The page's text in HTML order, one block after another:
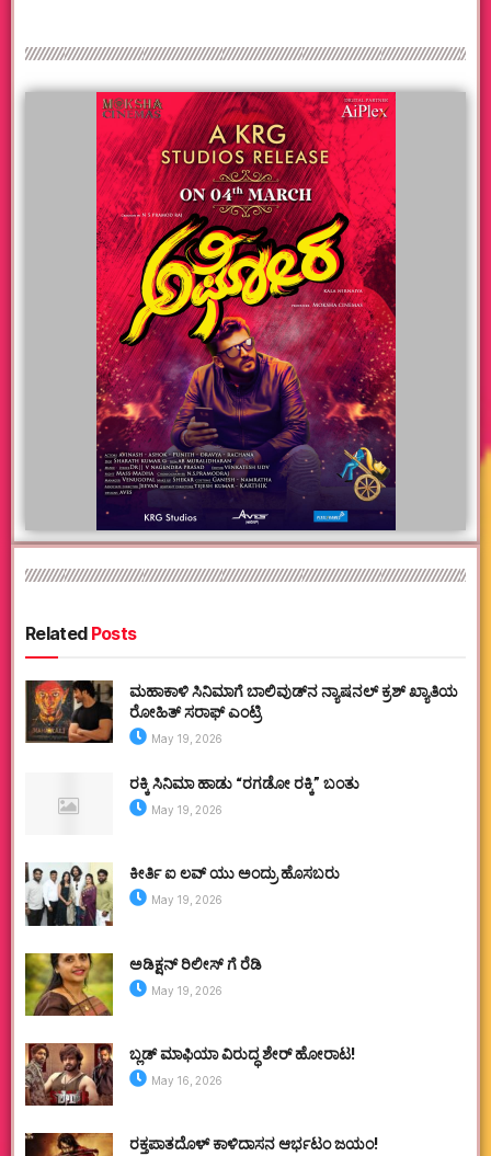
RelatedPosts
ಮಹಾಕಾಳಿ ಸಿನಿಮಾಗೆ ಬಾಲಿವುಡ್‌ನ ನ್ಯಾಷನಲ್ ಕ್ರಶ್ ಖ್ಯಾತಿಯ
ರೋಹಿತ್ ಸರಾಫ್ ಎಂಟ್ರಿ
May 19, 2026
ರಕ್ಕಿ ಸಿನಿಮಾ ಹಾಡು “ರಗಡೋ ರಕ್ಕಿ” ಬಂತು
May 19, 2026
ಕೀರ್ತಿ ಐ ಲವ್ ಯು ಅಂದ್ರು ಹೊಸಬರು
May 19, 2026
ಅಡಿಕ್ಷನ್ ರಿಲೀಸ್ ಗೆ ರೆಡಿ
May 19, 2026
ಬ್ಲಡ್ ಮಾಫಿಯಾ ವಿರುದ್ಧ ಶೇರ್ ಹೋರಾಟ!
May 16, 2026
ರಕ್ತಪಾತದೊಳ್ ಕಾಳಿದಾಸನ ಆರ್ಭಟಂ ಜಯಂ!